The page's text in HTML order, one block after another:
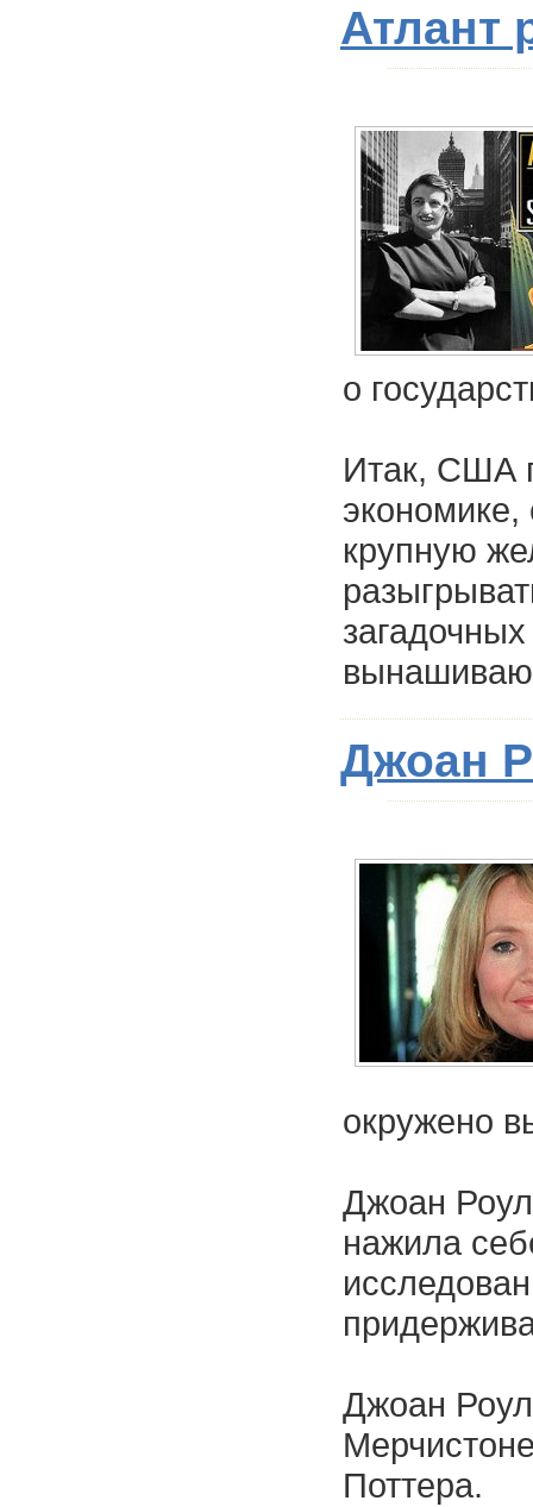
Атлант
о
Итак, США
крупную
Джоан
окружено
Джоан
нажила
Джоан
Поттера.